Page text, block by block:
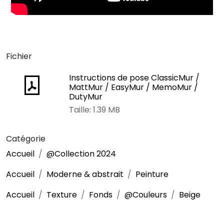
Fichier
Instructions de pose ClassicMur /
MattMur / EasyMur / MemoMur /
DutyMur
Taille: 1.39 MB
Catégorie
Accueil
@Collection 2024
Accueil
Moderne & abstrait
Peinture
Accueil
Texture Fonds @Couleurs
Beige